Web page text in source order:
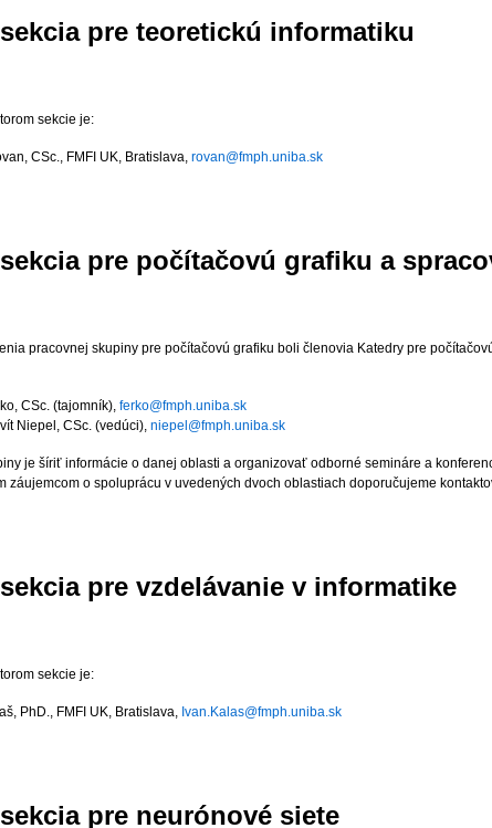
pre teoretickú informatiku
sekcie je:
CSc., FMFI UK, Bratislava, rovan@fmph.uniba.sk
pre počítačovú grafiku a
pracovnej skupiny pre počítačovú grafiku boli členovia Katedry pre
CSc. (tajomník), ferko@fmph.uniba.sk
Niepel, CSc. (vedúci), niepel@fmph.uniba.sk
je šíriť informácie o danej oblasti a organizovať odborné semináre a
záujemcom o spoluprácu v uvedených dvoch oblastiach doporučujeme
pre vzdelávanie v informatike
sekcie je:
PhD., FMFI UK, Bratislava, Ivan.Kalas@fmph.uniba.sk
pre neurónové siete